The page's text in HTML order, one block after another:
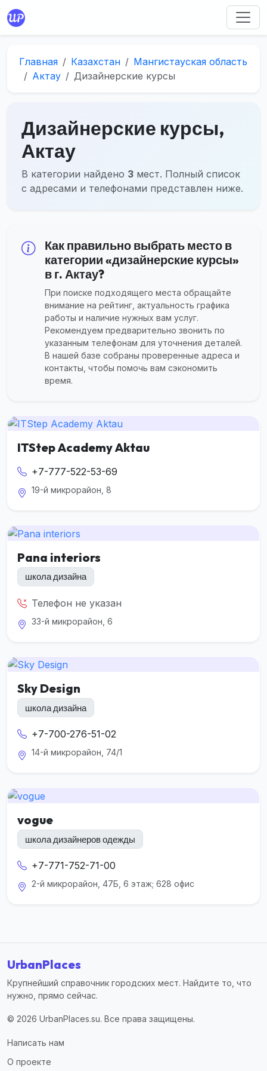
Главная Казахстан
Мангистауская область
Актау
Дизайнерские курсы
Дизайнерские курсы,
Актау
В категории найдено 3 мест. Полный список
с адресами и телефонами представлен ниже.
Как правильно выбрать место в
категории «дизайнерские курсы»
в г. Актау?
При поиске подходящего места обращайте
внимание на рейтинг, актуальность графика
работы и наличие нужных вам услуг.
Рекомендуем предварительно звонить по
указанным телефонам для уточнения деталей.
В нашей базе собраны проверенные адреса и
контакты, чтобы помочь вам сэкономить
время.
ITStep Academy Aktau
+7-777-522-53-69
19-й микрорайон, 8
Pana interiors
школа дизайна
Телефон не указан
33-й микрорайон, 6
Sky Design
школа дизайна
+7-700-276-51-02
14-й микрорайон, 74/1
vogue
школа дизайнеров одежды
+7-771-752-71-00
2-й микрорайон, 47Б, 6 этаж; 628 офис
UrbanPlaces
Крупнейший справочник городских мест. Найдите то, что
нужно, прямо сейчас.
© 2026 UrbanPlaces.su. Все права защищены.
Написать нам
О проекте